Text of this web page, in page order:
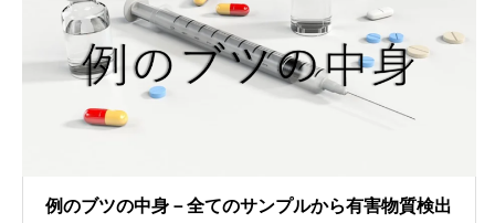
例のブツの中身－全てのサンプルから有害物質検出